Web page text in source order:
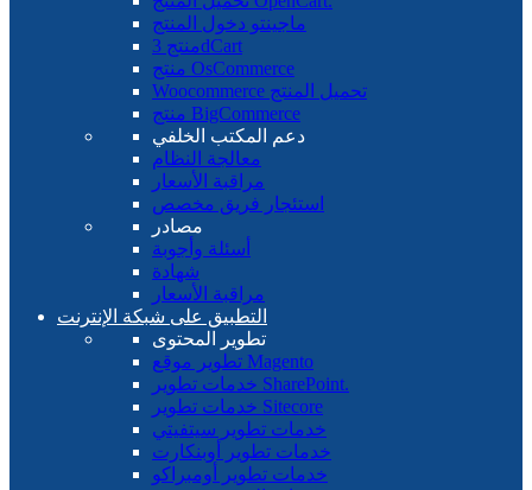
ماجينتو دخول المنتج
منتج 3dCart
منتج OsCommerce
Woocommerce تحميل المنتج
منتج BigCommerce
دعم المكتب الخلفي
معالجة النظام
مراقبة الأسعار
استئجار فريق مخصص
مصادر
أسئلة وأجوبة
شهادة
مراقبة الأسعار
التطبيق على شبكة الإنترنت
تطوير المحتوى
تطوير موقع Magento
خدمات تطوير SharePoint.
خدمات تطوير Sitecore
خدمات تطوير سيتفيتي
خدمات تطوير أوبنكارت
خدمات تطوير أومبراكو